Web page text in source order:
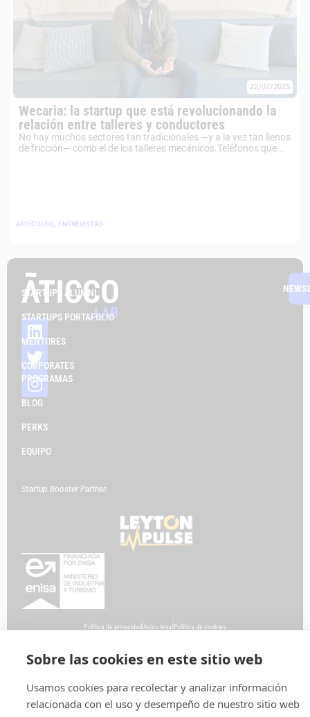
22/07/2025
Wecaria: la startup que está revolucionando la
relación entre talleres y conductores
No hay muchos sectores tan tradicionales —y a la vez tan llenos
de fricción— como el de los talleres mecánicos.Teléfonos que...
ARTÍCULOS, ENTREVISTAS
STARTUPS ALUMNI
STARTUPS PORTAFOLIO
MENTORES
CORPORATES
PROGRAMAS
BLOG
PERKS
EQUIPO
Startup Booster Partner:
Política de privacidad Aviso legal Política de cookies
Sobre las cookies en este sitio web
Usamos cookies para recolectar y analizar información
relacionada con el uso y desempeño de nuestro sitio web